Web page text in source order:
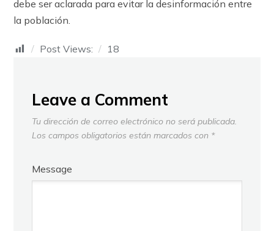
debe ser aclarada para evitar la desinformación entre
la población.
Post Views: 18
Leave a Comment
Tu dirección de correo electrónico no será publicada.
Los campos obligatorios están marcados con *
Message